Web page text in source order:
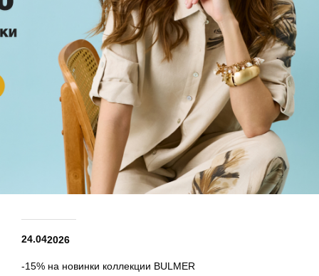
24.042026
-15% на новинки коллекции BULMER